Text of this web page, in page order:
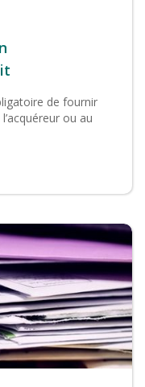
de fournir
ou au